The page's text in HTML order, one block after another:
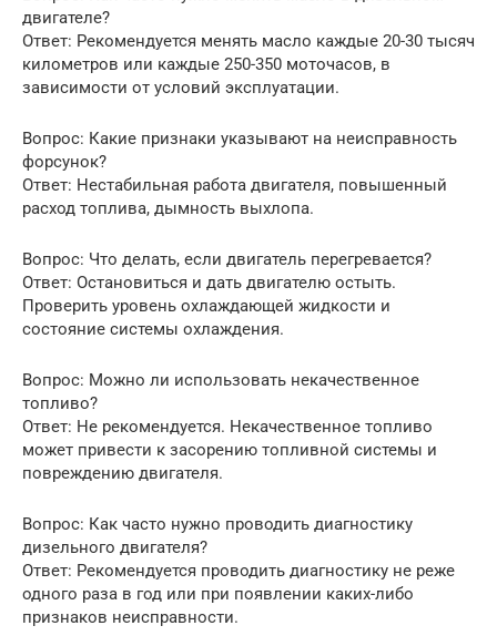
двигателе?
Ответ: Рекомендуется менять масло каждые 20-30 тысяч
километров или каждые 250-350 моточасов, в
зависимости от условий эксплуатации.
Вопрос: Какие признаки указывают на неисправность
форсунок?
Ответ: Нестабильная работа двигателя, повышенный
расход топлива, дымность выхлопа.
Вопрос: Что делать, если двигатель перегревается?
Ответ: Остановиться и дать двигателю остыть.
Проверить уровень охлаждающей жидкости и
состояние системы охлаждения.
Вопрос: Можно ли использовать некачественное
топливо?
Ответ: Не рекомендуется. Некачественное топливо
может привести к засорению топливной системы и
повреждению двигателя.
Вопрос: Как часто нужно проводить диагностику
дизельного двигателя?
Ответ: Рекомендуется проводить диагностику не реже
одного раза в год или при появлении каких-либо
признаков неисправности.